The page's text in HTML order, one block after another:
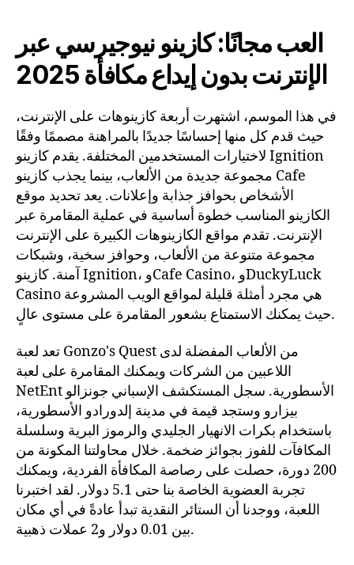
العب مجانًا: كازينو نيوجيرسي عبر
الإنترنت بدون إيداع مكافأة 2025
في هذا الموسم، اشتهرت أربعة كازينوهات على الإنترنت،
حيث قدم كل منها إحساسًا جديدًا بالمراهنة مصممًا وفقًا
لاختيارات المستخدمين المختلفة. يقدم كازينو Ignition
مجموعة جديدة من الألعاب، بينما يجذب كازينو Cafe
الأشخاص بحوافز جذابة وإعلانات. يعد تحديد موقع
الكازينو المناسب خطوة أساسية في عملية المقامرة عبر
الإنترنت. تقدم مواقع الكازينوهات الكبيرة على الإنترنت
مجموعة متنوعة من الألعاب، وحوافز سخية، وشبكات
آمنة. كازينو Ignition، وCafe Casino، وDuckyLuck
Casino هي مجرد أمثلة قليلة لمواقع الويب المشروعة
حيث يمكنك الاستمتاع بشعور المقامرة على مستوى عالٍ.
تعد لعبة Gonzo's Quest من الألعاب المفضلة لدى
اللاعبين من الشركات ويمكنك المقامرة على لعبة
NetEnt الأسطورية. سجل المستكشف الإسباني جونزالو
بيزارو وستجد قيمة في مدينة إلدورادو الأسطورية،
باستخدام بكرات الانهيار الجليدي والرموز البرية وسلسلة
المكافآت للفوز بجوائز ضخمة. خلال محاولتنا المكونة من
200 دورة، حصلت على رصاصة المكافأة الفردية، ويمكنك
تجربة العضوية الخاصة بنا حتى 5.1 دولار. لقد اختبرنا
اللعبة، ووجدنا أن الستائر النقدية تبدأ عادةً في أي مكان
بين 0.01 دولار و2 عملات ذهبية.